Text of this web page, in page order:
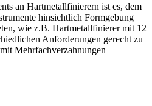
an Hartmetallfinierern ist es, dem
hinsichtlich Formgebung
wie z.B. Hartmetallfinierer mit 12
Anforderungen gerecht zu
Mehrfachverzahnungen